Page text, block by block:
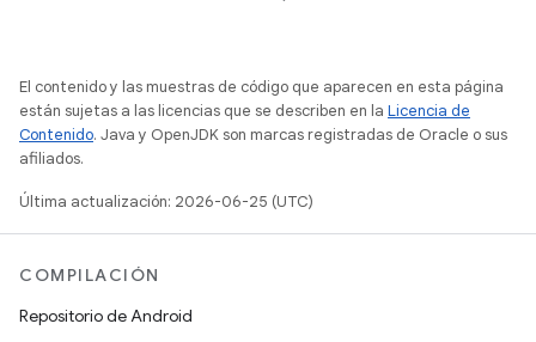
El contenido y las muestras de código que aparecen en esta página
están sujetas a las licencias que se describen en la Licencia de
Contenido. Java y OpenJDK son marcas registradas de Oracle o sus
afiliados.
Última actualización: 2026-06-25 (UTC)
COMPILACIÓN
Repositorio de Android